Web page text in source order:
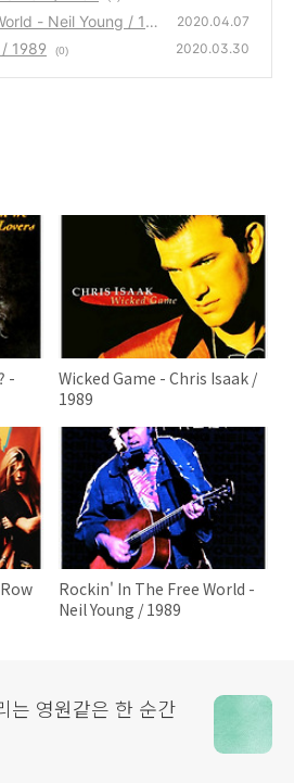
- Neil Young / 19
2020.04.07
1989 (0) 2020.03.30
-
Wicked Game - Chris Isaak /
1989
Rockin' In The Free World -
Neil Young / 1989
는 영원같은 한 순간